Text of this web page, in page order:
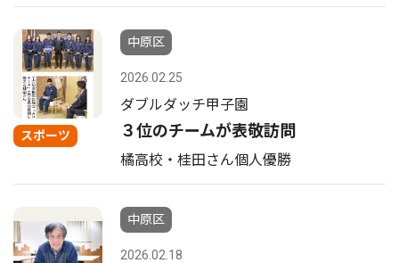
スポーツ
中原区
2026.02.25
ダブルダッチ甲子園
３位のチームが表敬訪問
橘高校・桂田さん個人優勝
中原区
2026.02.18